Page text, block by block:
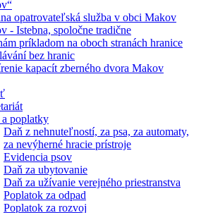
opatrovateľská služba v obci Makov
- Istebna, spoločne tradične
príkladom na oboch stranách hranice
bez hranic
kapacít zberného dvora Makov
a poplatky
Daň z nehnuteľností, za psa, za automaty,
za nevýherné hracie prístroje
Evidencia psov
Daň za ubytovanie
Daň za užívanie verejného priestranstva
Poplatok za odpad
Poplatok za rozvoj